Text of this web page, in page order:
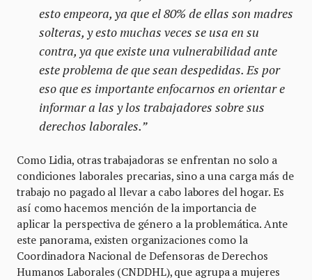
esto empeora, ya que el 80% de ellas son madres
solteras, y esto muchas veces se usa en su
contra, ya que existe una vulnerabilidad ante
este problema de que sean despedidas. Es por
eso que es importante enfocarnos en orientar e
informar a las y los trabajadores sobre sus
derechos laborales.”
Como Lidia, otras trabajadoras se enfrentan no solo a
condiciones laborales precarias, sino a una carga más de
trabajo no pagado al llevar a cabo labores del hogar. Es
así como hacemos mención de la importancia de
aplicar la perspectiva de género a la problemática. Ante
este panorama, existen organizaciones como la
Coordinadora Nacional de Defensoras de Derechos
Humanos Laborales (CNDDHL), que agrupa a mujeres